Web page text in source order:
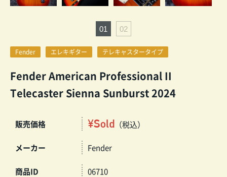
Fender エレキギター テレキャスタータイプ
Fender American Professional II
Telecaster Sienna Sunburst 2024
販売価格 ¥Sold （税込）
メーカー Fender
商品ID 06710